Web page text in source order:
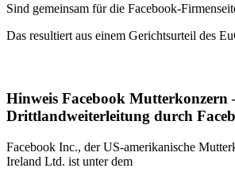
Sind gemeinsam für die Facebook-
Das resultiert aus einem Gerichtsurteil des
Hinweis Facebook Mutterkonzern
Drittlandweiterleitung durch
Facebook Inc., der US-amerikanische
Ireland Ltd. ist unter dem